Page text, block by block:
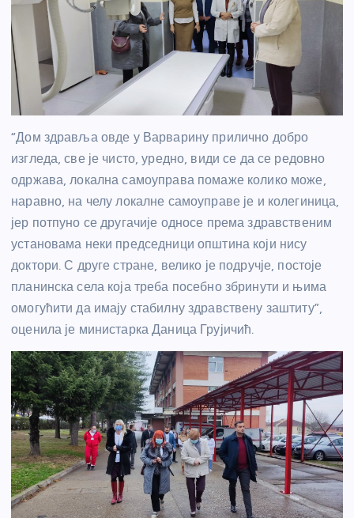
“Дом здравља овде у Варварину прилично добро
изгледа, све је чисто, уредно, види се да се редовно
одржава, локална самоуправа помаже колико може,
наравно, на челу локалне самоуправе је и колегиница,
јер потпуно се другачије односе према здравственим
установама неки председници општина који нису
доктори. С друге стране, велико је подручје, постоје
планинска села која треба посебно збринути и њима
омогућити да имају стабилну здравствену заштиту”,
оценила је министарка Даница Грујичић.